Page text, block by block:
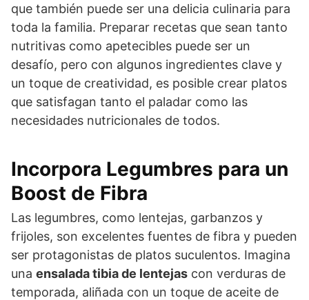
que también puede ser una delicia culinaria para
toda la familia. Preparar recetas que sean tanto
nutritivas como apetecibles puede ser un
desafío, pero con algunos ingredientes clave y
un toque de creatividad, es posible crear platos
que satisfagan tanto el paladar como las
necesidades nutricionales de todos.
Incorpora Legumbres para un
Boost de Fibra
Las legumbres, como lentejas, garbanzos y
frijoles, son excelentes fuentes de fibra y pueden
ser protagonistas de platos suculentos. Imagina
una ensalada tibia de lentejas con verduras de
temporada, aliñada con un toque de aceite de